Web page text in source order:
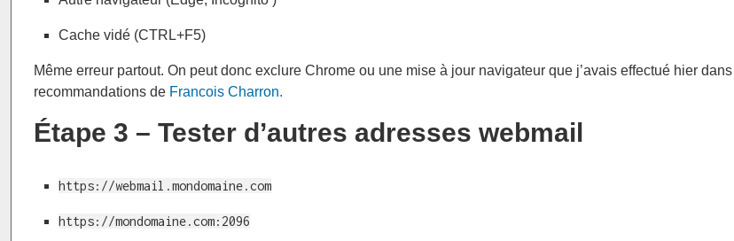
Cache vidé (CTRL+F5)
Même erreur partout. On peut donc exclure Chrome ou une mise à jour navigateur que j’avais effectué hier
recommandations de Francois Charron.
Étape 3 – Tester d’autres adresses webmail
https://webmail.mondomaine.com
https://mondomaine.com:2096